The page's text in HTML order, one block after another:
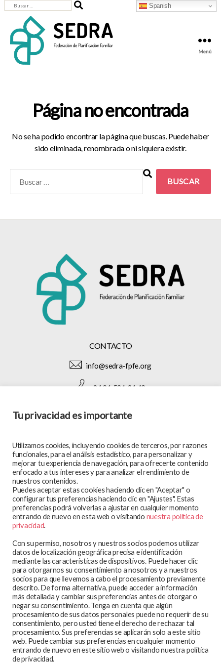
Planificación
Menú
Buscar:
Página no encontrada
No se ha podido encontrar la página que buscas. Puede haber
sido eliminada, renombrada o ni siquiera existir.
CONTACTO
info@sedra-fpfe.org
+34 91 591 34 49
SÍGUENOS EN:
MAPA WEB
En qué trabajamos
Te atendemos
Observatorio
Aviso legal
Política de privacidad
Política de cookies
SEDRA-FPFE es miembro de la International Planned
Tu privacidad es importante
Utilizamos cookies, incluyendo cookies de terceros, por razones
funcionales, para el análisis estadístico, para personalizar y
mejorar tu experiencia de navegación, para ofrecerte contenido
enfocado a tus intereses y para analizar el rendimiento de
nuestros contenidos.
Puedes aceptar estas cookies haciendo clic en "Aceptar" o
configurar tus preferencias haciendo clic en "Ajustes". Estas
preferencias podrá volverlas a ajustar en cualquier momento
entrando de nuevo en esta web o visitando nuestra política de
privacidad.
Con su permiso, nosotros y nuestros socios podemos utilizar
datos de localización geográfica precisa e identificación
mediante las características de dispositivos. Puede hacer clic
para otorgarnos su consentimiento a nosotros y a nuestros
socios para que llevemos a cabo el procesamiento previamente
descrito. De forma alternativa, puede acceder a información
más detallada y cambiar sus preferencias antes de otorgar o
negar su consentimiento. Tenga en cuenta que algún
procesamiento de sus datos personales puede no requerir de su
consentimiento, pero usted tiene el derecho de rechazar tal
procesamiento. Sus preferencias se aplicarán solo a este sitio
web. Puede cambiar sus preferencias en cualquier momento
entrando de nuevo en este sitio web o visitando nuestra política
de privacidad.
Spanish